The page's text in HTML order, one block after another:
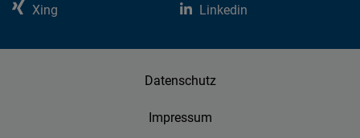
Xing
Linkedin
Datenschutz
Impressum